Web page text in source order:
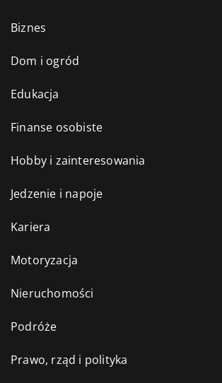
Biznes
Dom i ogród
Edukacja
Finanse osobiste
Hobby i zainteresowania
Jedzenie i napoje
Kariera
Motoryzacja
Nieruchomości
Podróże
Prawo, rząd i polityka